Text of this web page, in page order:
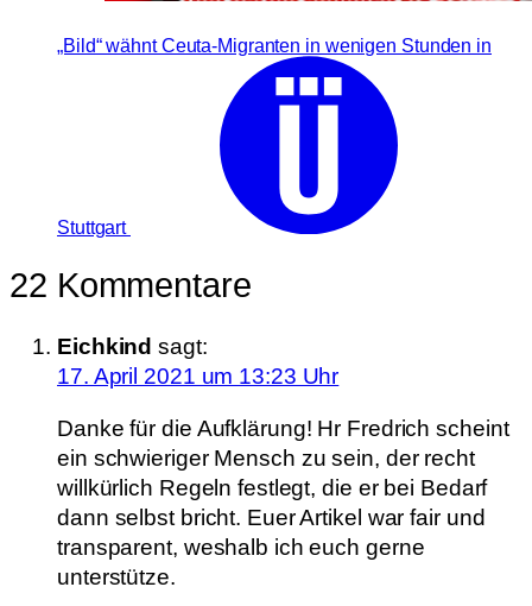
„Bild“ wähnt Ceuta-Migranten in wenigen Stunden in
Stuttgart
22 Kommentare
Eichkind sagt:
17. April 2021 um 13:23 Uhr
Danke für die Aufklärung! Hr Fredrich scheint
ein schwieriger Mensch zu sein, der recht
willkürlich Regeln festlegt, die er bei Bedarf
dann selbst bricht. Euer Artikel war fair und
transparent, weshalb ich euch gerne
unterstütze.